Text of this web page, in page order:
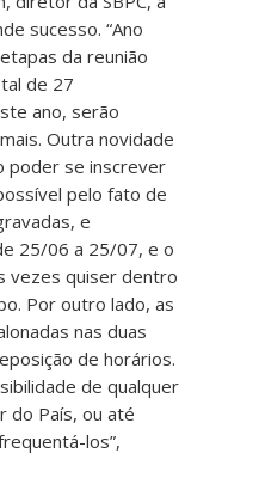
sucesso. “Ano
da reunião
de 27
ano, serão
Outra novidade
poder se inscrever
pelo fato de
e
25/06 a 25/07, e o
vezes quiser dentro
Por outro lado, as
nas duas
de horários.
de qualquer
do País, ou até
los”,